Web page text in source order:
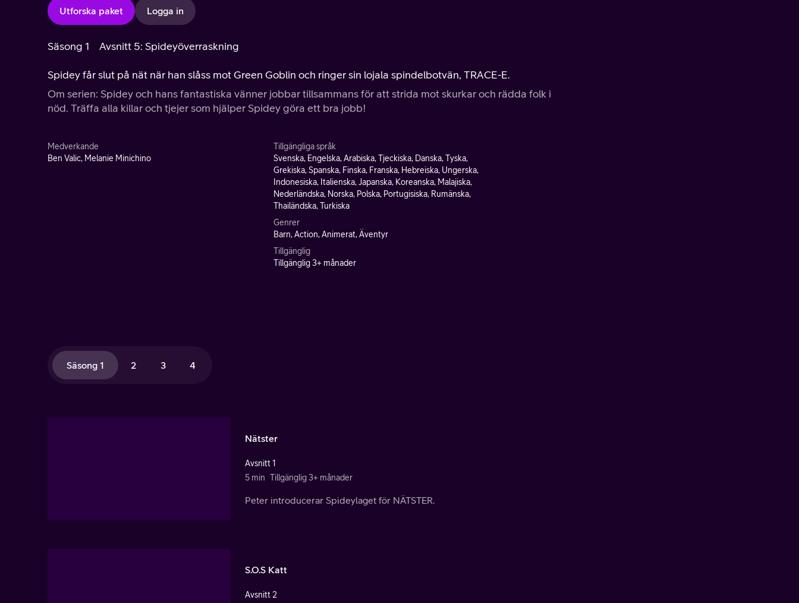
Utforska paket Logga in
Säsong 1 Avsnitt 5: Spideyöverraskning
Spidey får slut på nät när han slåss mot Green Goblin och ringer sin lojala spindelbotvän, TRACE-E.
Om serien: Spidey och hans fantastiska vänner jobbar tillsammans för att strida mot skurkar och rädda folk i
nöd. Träffa alla killar och tjejer som hjälper Spidey göra ett bra jobb!
Medverkande
Ben Valic, Melanie Minichino
Tillgängliga språk
Svenska, Engelska, Arabiska, Tjeckiska, Danska, Tyska,
Grekiska, Spanska, Finska, Franska, Hebreiska, Ungerska,
Indonesiska, Italienska, Japanska, Koreanska, Malajiska,
Nederländska, Norska, Polska, Portugisiska, Rumänska,
Thailändska, Turkiska
Genrer
Barn, Action, Animerat, Äventyr
Tillgänglig
Tillgänglig 3+ månader
Säsong 1 2 3 4
Nätster
Avsnitt 1
5 min Tillgänglig 3+ månader
Peter introducerar Spideylaget för NÄTSTER.
S.O.S Katt
Avsnitt 2